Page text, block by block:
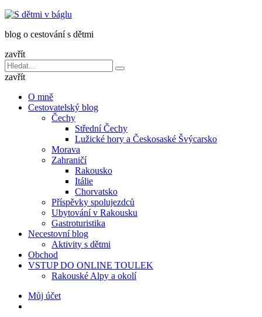
v
blog o cestování s dětmi
zavřít
Vyhledávání
pro:
Hledat
zavřít
O mně
Cestovatelský blog
Čechy
Střední Čechy
Lužické hory a Českosaské Švýcarsko
Morava
Zahraničí
Rakousko
Itálie
Chorvatsko
Příspěvky spolujezdců
Ubytování v Rakousku
Gastroturistika
Necestovní blog
Aktivity s dětmi
Obchod
VSTUP DO ONLINE TOULEK
Rakouské Alpy a okolí
Můj účet